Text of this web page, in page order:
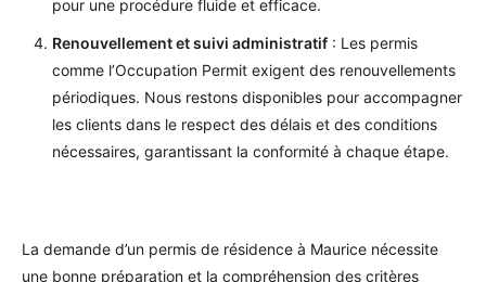
pour une procédure fluide et efficace.
Renouvellement et suivi administratif : Les permis
comme l’Occupation Permit exigent des renouvellements
périodiques. Nous restons disponibles pour accompagner
les clients dans le respect des délais et des conditions
nécessaires, garantissant la conformité à chaque étape.
La demande d’un permis de résidence à Maurice nécessite
une bonne préparation et la compréhension des critères